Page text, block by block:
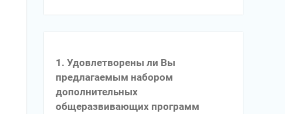
1. Удовлетворены ли Вы
предлагаемым набором
дополнительных
общеразвивающих программ